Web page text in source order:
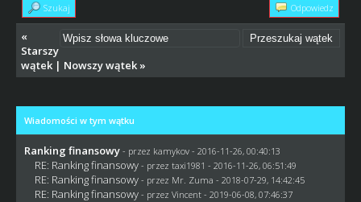
Szukaj Odpowiedz
«
Starszy
wątek| Nowszy wątek»
Wiadomości w tym wątku
Ranking finansowy - przez kamykov- 2016-11-26, 00:40:13
RE: Ranking finansowy - przez taxi1981 - 2016-11-26, 06:51:49
RE: Ranking finansowy - przez Mr. Zuma - 2018-07-29, 14:42:45
RE: Ranking finansowy - przez Vincent- 2019-06-08, 07:46:37